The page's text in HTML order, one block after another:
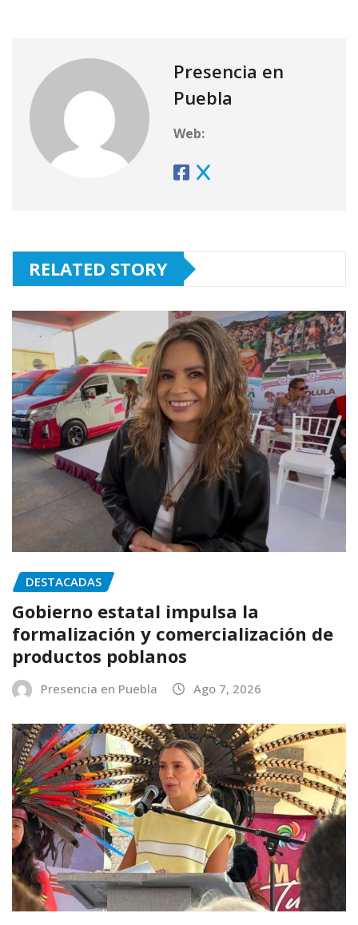
Presencia en
Puebla
Web:
RELATED STORY
DESTACADAS
Gobierno estatal impulsa la
formalización y comercialización de
productos poblanos
Presencia en Puebla Ago 7, 2026